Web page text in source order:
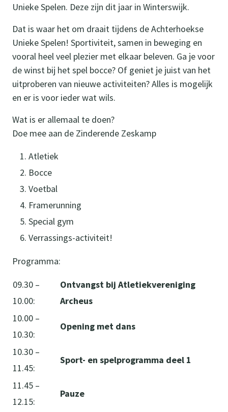
Unieke Spelen. Deze zijn dit jaar in Winterswijk.
Dat is waar het om draait tijdens de Achterhoekse
Unieke Spelen! Sportiviteit, samen in beweging en
vooral heel veel plezier met elkaar beleven. Ga je voor
de winst bij het spel bocce? Of geniet je juist van het
uitproberen van nieuwe activiteiten? Alles is mogelijk
en er is voor ieder wat wils.
Wat is er allemaal te doen?
Doe mee aan de Zinderende Zeskamp
Atletiek
Bocce
Voetbal
Framerunning
Special gym
Verrassings-activiteit!
Programma:
09.30 –
10.00:
Ontvangst bij Atletiekvereniging
Archeus
10.00 –
10.30:
Opening met dans
10.30 –
11.45:
Sport- en spelprogramma deel 1
11.45 –
12.15:
Pauze